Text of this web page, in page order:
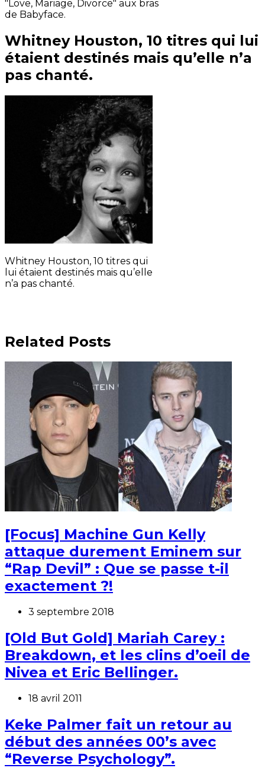
"Love, Mariage, Divorce" aux bras
de Babyface.
Whitney Houston, 10 titres qui lui
étaient destinés mais qu’elle n’a
pas chanté.
Whitney Houston, 10 titres qui
lui étaient destinés mais qu’elle
n’a pas chanté.
Related Posts
[Focus] Machine Gun Kelly
attaque durement Eminem sur
“Rap Devil” : Que se passe t-il
exactement ?!
3 septembre 2018
[Old But Gold] Mariah Carey :
Breakdown, et les clins d’oeil de
Nivea et Eric Bellinger.
18 avril 2011
Keke Palmer fait un retour au
début des années 00’s avec
“Reverse Psychology”.